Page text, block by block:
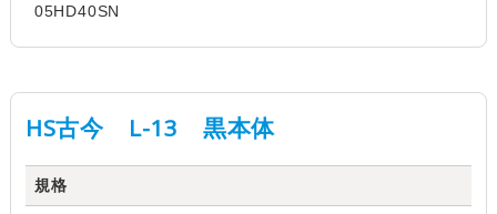
05HD40SN
HS古今 L-13 黒本体
規格